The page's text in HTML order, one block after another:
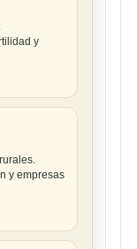
y
y empresas